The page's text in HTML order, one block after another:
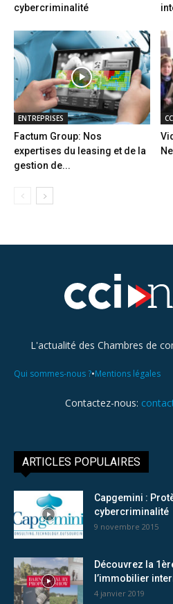
cybercriminalité
ENTREPRISES
Factum Group: Nos
expertises du leasing et de la
gestion de...
L'actualité des Chambres de
Qui sommes-nous ?•Mentions légales
Contactez-nous:
ARTICLES POPULAIRES
Capgemini :
cybercriminalité
9 novembre 2015
Découvrez la
l’immobilier
4 janvier 2019